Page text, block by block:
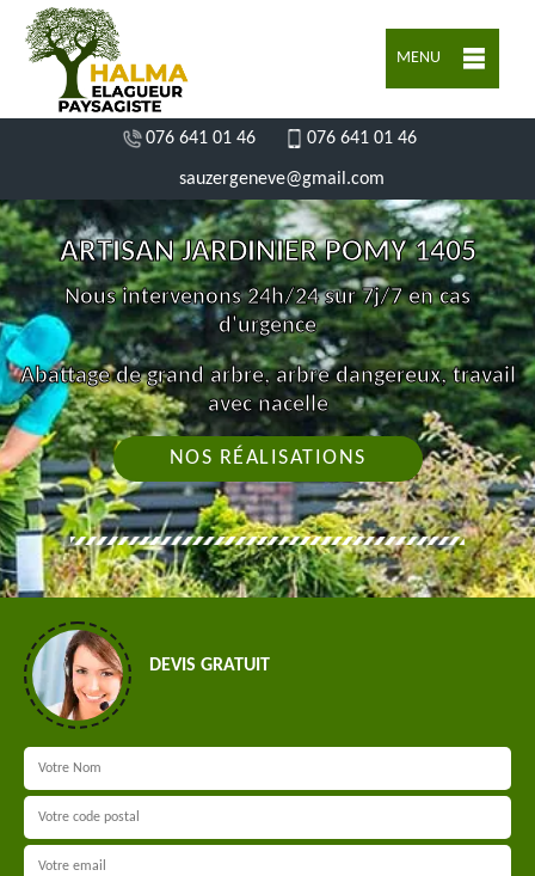
MENU
076 641 01 46 076 641 01 46
sauzergeneve@gmail.com
ARTISAN JARDINIER POMY 1405
Nous intervenons 24h/24 sur 7j/7 en cas
d'urgence
Abattage de grand arbre, arbre dangereux, travail
avec nacelle
NOS RÉALISATIONS
DEVIS GRATUIT